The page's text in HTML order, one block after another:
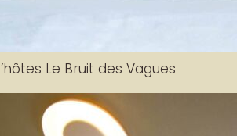
Le Bruit des Vagues